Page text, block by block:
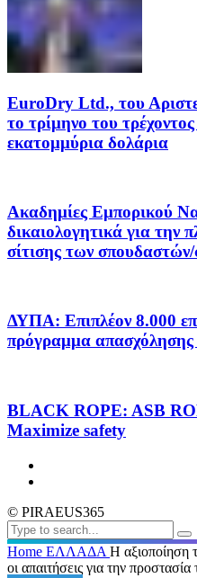
EuroDry Ltd., του
το τρίμηνο του
εκατομμύρια δολάρια
Ακαδημίες Εμπορικού
δικαιολογητικά για την
σίτισης των
ΔΥΠΑ: Επιπλέον 8.000
πρόγραμμα
BLACK ROPE: ASB
Maximize safety
© PIRAEUS365
Home ΕΛΛΑΔΑ Η αξιοποίηση
οι απαιτήσεις για την προστασία